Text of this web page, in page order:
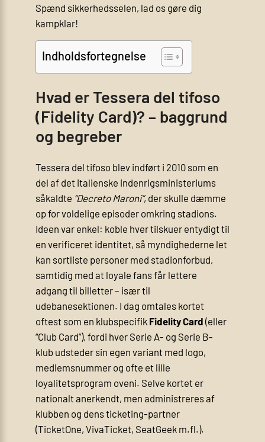
Spænd sikkerhedsselen, lad os gøre dig
kampklar!
Indholdsfortegnelse
Hvad er Tessera del tifoso
(Fidelity Card)? – baggrund
og begreber
Tessera del tifoso blev indført i 2010 som en
del af det italienske indenrigsministeriums
såkaldte “Decreto Maroni”, der skulle dæmme
op for voldelige episoder omkring stadions.
Ideen var enkel: koble hver tilskuer entydigt til
en verificeret identitet, så myndighederne let
kan sortliste personer med stadionforbud,
samtidig med at loyale fans får lettere
adgang til billetter – især til
udebanesektionen. I dag omtales kortet
oftest som en klubspecifik Fidelity Card (eller
“Club Card”), fordi hver Serie A- og Serie B-
klub udsteder sin egen variant med logo,
medlemsnummer og ofte et lille
loyalitetsprogram oveni. Selve kortet er
nationalt anerkendt, men administreres af
klubben og dens ticketing-partner
(TicketOne, VivaTicket, SeatGeek m.fl.).